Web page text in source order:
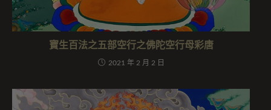
寶生百法之五部空行之佛陀空行母彩唐
2021 年 2 月 2 日